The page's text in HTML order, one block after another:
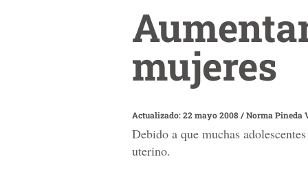
mujeres
Actualizado: 22 mayo 2008/Norma Pineda
Debido a que muchas
uterino.